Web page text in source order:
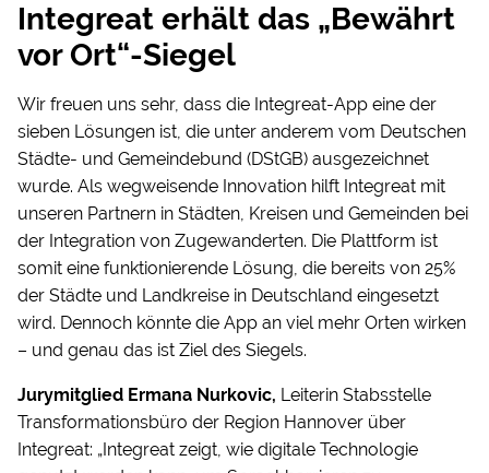
Integreat erhält das „Bewährt
vor Ort“-Siegel
Wir freuen uns sehr, dass die Integreat-App eine der
sieben Lösungen ist, die unter anderem vom Deutschen
Städte- und Gemeindebund (DStGB) ausgezeichnet
wurde. Als wegweisende Innovation hilft Integreat mit
unseren Partnern in Städten, Kreisen und Gemeinden bei
der Integration von Zugewanderten. Die Plattform ist
somit eine funktionierende Lösung, die bereits von 25%
der Städte und Landkreise in Deutschland eingesetzt
wird. Dennoch könnte die App an viel mehr Orten wirken
– und genau das ist Ziel des Siegels.
Jurymitglied Ermana Nurkovic, Leiterin Stabsstelle
Transformationsbüro der Region Hannover über
Integreat: „Integreat zeigt, wie digitale Technologie